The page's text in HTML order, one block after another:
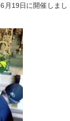
月19日に開催しまし